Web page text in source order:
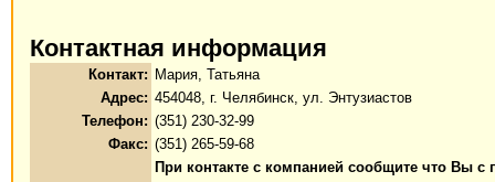
Контактная информация
Контакт: Мария, Татьяна
Адрес: 454048, г. Челябинск, ул. Энтузиастов
Телефон: (351) 230-32-99
Факс: (351) 265-59-68
При контакте с компанией сообщите что Вы с